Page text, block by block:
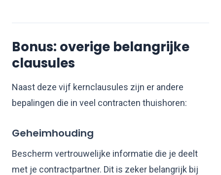
Bonus: overige belangrijke
clausules
Naast deze vijf kernclausules zijn er andere
bepalingen die in veel contracten thuishoren:
Geheimhouding
Bescherm vertrouwelijke informatie die je deelt
met je contractpartner. Dit is zeker belangrijk bij